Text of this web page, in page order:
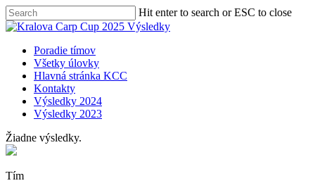
Skip
to
content
Hit enter to search or ESC to close
Close
Menu
Poradie tímov
Všetky úlovky
Hlavná stránka KCC
Kontakty
Výsledky 2024
Výsledky 2023
Žiadne výsledky.
Tím